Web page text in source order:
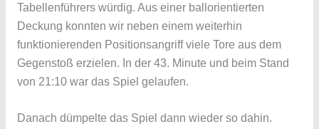
Tabellenführers würdig. Aus einer ballorientierten
Deckung konnten wir neben einem weiterhin
funktionierenden Positionsangriff viele Tore aus dem
Gegenstoß erzielen. In der 43. Minute und beim Stand
von 21:10 war das Spiel gelaufen.
Danach dümpelte das Spiel dann wieder so dahin.